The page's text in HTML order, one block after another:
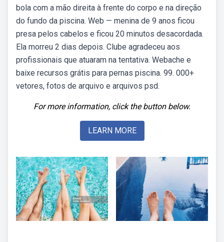
bola com a mão direita à frente do corpo e na direção
do fundo da piscina. Web — menina de 9 anos ficou
presa pelos cabelos e ficou 20 minutos desacordada.
Ela morreu 2 dias depois. Clube agradeceu aos
profissionais que atuaram na tentativa. Webache e
baixe recursos grátis para pernas piscina. 99. 000+
vetores, fotos de arquivo e arquivos psd.
For more information, click the button below.
LEARN MORE